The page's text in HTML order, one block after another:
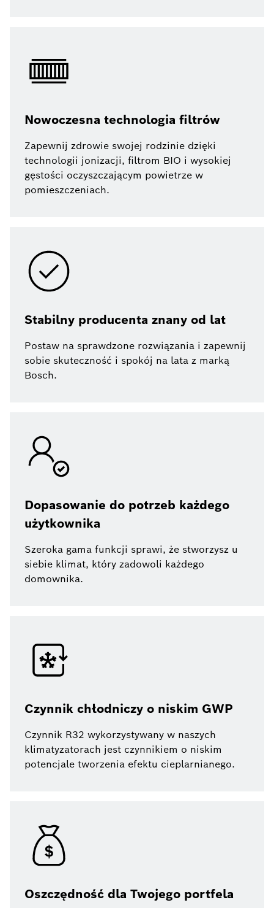
Nowoczesna technologia filtrów
Zapewnij zdrowie swojej rodzinie dzięki
technologii jonizacji, filtrom BIO i wysokiej
gęstości oczyszczającym powietrze w
pomieszczeniach.
Stabilny producenta znany od lat
Postaw na sprawdzone rozwiązania i zapewnij
sobie skuteczność i spokój na lata z marką
Bosch.
Dopasowanie do potrzeb każdego
użytkownika
Szeroka gama funkcji sprawi, że stworzysz u
siebie klimat, który zadowoli każdego
domownika.
Czynnik chłodniczy o niskim GWP
Czynnik R32 wykorzystywany w naszych
klimatyzatorach jest czynnikiem o niskim
potencjale tworzenia efektu cieplarnianego.
Oszczędność dla Twojego portfela